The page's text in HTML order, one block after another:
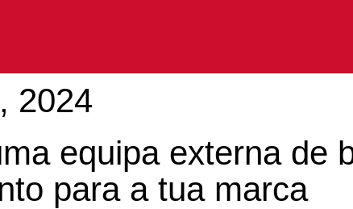
2024
equipa externa de
para a tua marca